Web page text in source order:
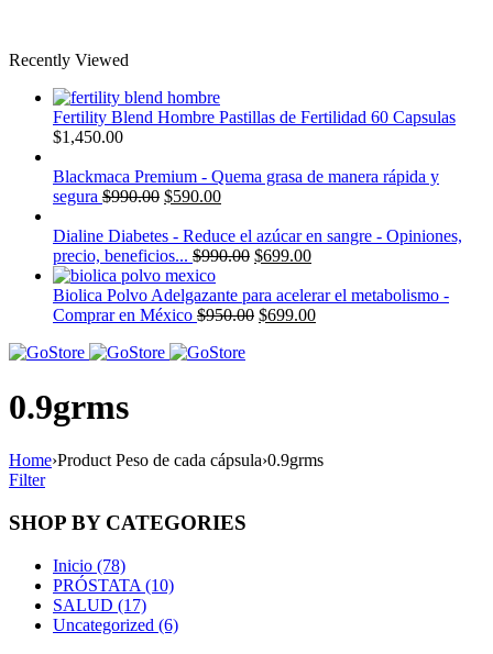
Recently Viewed
Fertility Blend Hombre Pastillas de Fertilidad 60 Capsulas
$1,450.00
Blackmaca Premium - Quema grasa de manera rápida y
segura $990.00 $590.00
Dialine Diabetes - Reduce el azúcar en sangre - Opiniones,
precio, beneficios... $990.00 $699.00
Biolica Polvo Adelgazante para acelerar el metabolismo -
Comprar en México $950.00 $699.00
0.9grms
Home›Product Peso de cada cápsula›0.9grms
Filter
SHOP BY CATEGORIES
Inicio (78)
PRÓSTATA (10)
SALUD (17)
Uncategorized (6)